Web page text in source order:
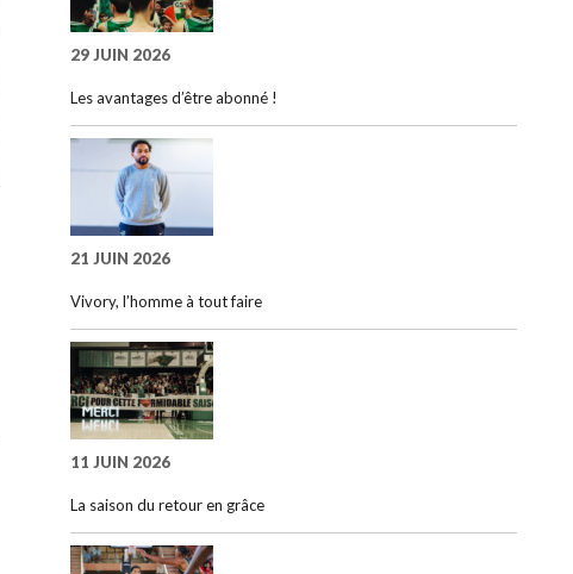
29 JUIN 2026
Les avantages d’être abonné !
21 JUIN 2026
Vivory, l’homme à tout faire
11 JUIN 2026
La saison du retour en grâce